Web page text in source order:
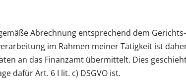
Abrechnung entsprechend dem
im Rahmen meiner Tätigkeit ist
an das Finanzamt übermittelt. Dies
dafür Art. 6 I lit. c) DSGVO ist.